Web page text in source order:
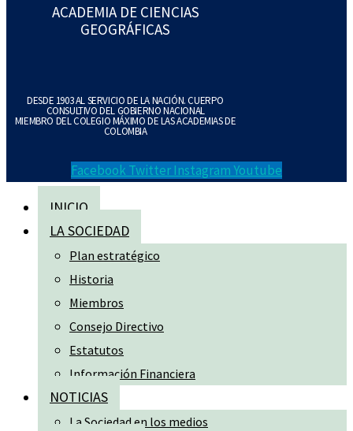
ACADEMIA DE CIENCIAS
GEOGRÁFICAS
DESDE 1903 AL SERVICIO DE LA NACIÓN. CUERPO
CONSULTIVO DEL GOBIERNO NACIONAL
MIEMBRO DEL COLEGIO MÁXIMO DE LAS ACADEMIAS DE
COLOMBIA
Facebook Twitter InstagramYoutube
INICIO
LA SOCIEDAD
Plan estratégico
Historia
Miembros
Consejo Directivo
Estatutos
Información Financiera
NOTICIAS
La Sociedad en los medios